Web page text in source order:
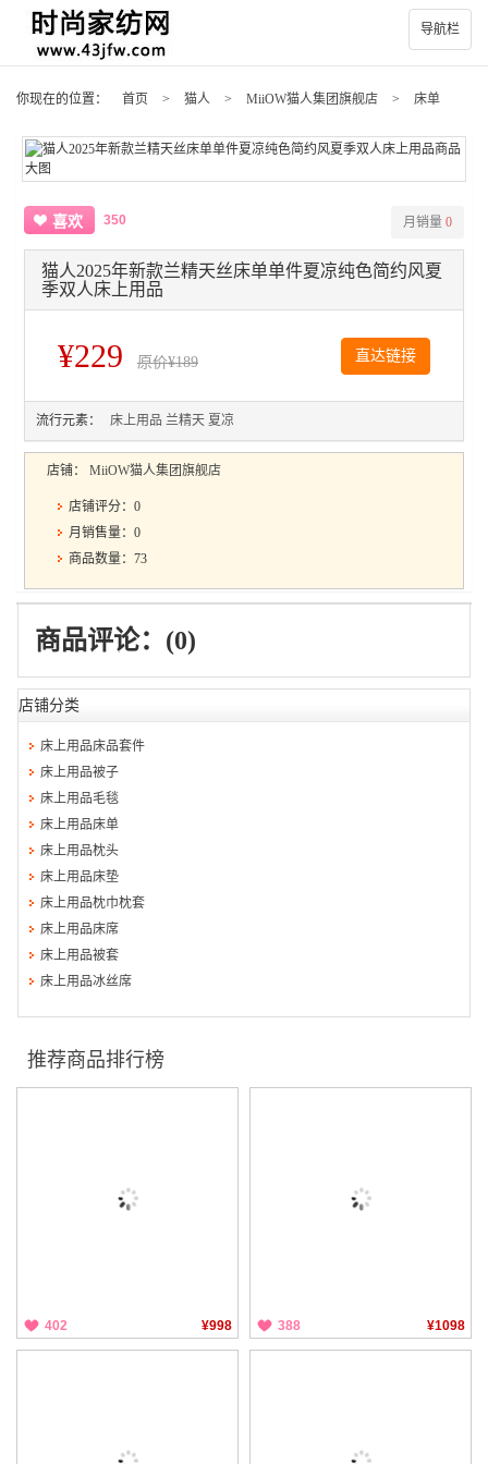
导航栏
你现在的位置： 首页 > 猫人 > MiiOW猫人集团旗舰店 > 床单
喜欢 350 月销量 0
猫人2025年新款兰精天丝床单单件夏凉纯色简约风夏
季双人床上用品
¥229 原价¥189 直达链接
流行元素： 床上用品 兰精天 夏凉
店铺： MiiOW猫人集团旗舰店
店铺评分：0
月销售量：0
商品数量：73
商品评论：(0)
店铺分类
床上用品床品套件
床上用品被子
床上用品毛毯
床上用品床单
床上用品枕头
床上用品床垫
床上用品枕巾枕套
床上用品床席
床上用品被套
床上用品冰丝席
推荐商品排行榜
402 ¥998 388 ¥1098